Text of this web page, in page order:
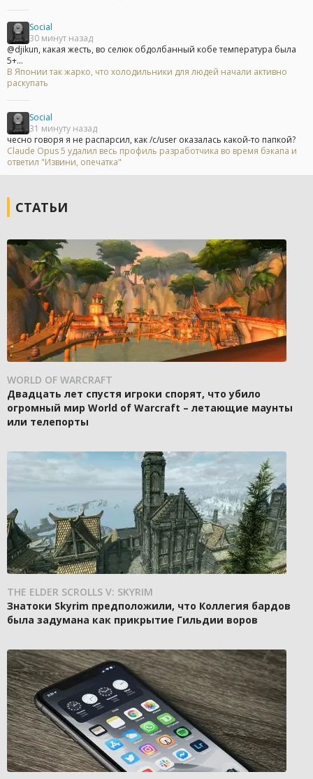
Social
30 минут назад
@djikun, какая жесть, во селюк обдолбанный кобе температура была
5+...
В Японии так жарко, что холодильники для людей начали активно
раскупать
Social
31 минуту назад
чесно говоря я не распарсил, как /c/user оказалась какой-то папкой?
Claude Opus 5 удалил весь профиль разработчика во время бэкапа и
ответил "Извини, опечатка"
СТАТЬИ
WORLD OF WARCRAFT
Двадцать лет спустя игроки спорят, что убило
огромный мир World of Warcraft – летающие маунты
или телепорты
THE ELDER SCROLLS V: SKYRIM
Знатоки Skyrim предположили, что Коллегия бардов
была задумана как прикрытие Гильдии воров